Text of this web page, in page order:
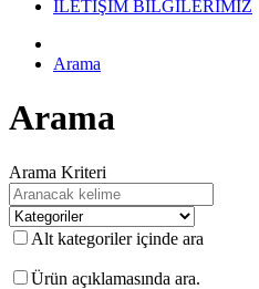
İLETİŞİM BİLGİLERİMİZ
Arama
Arama
Arama Kriteri
Alt kategoriler içinde ara
Ürün açıklamasında ara.